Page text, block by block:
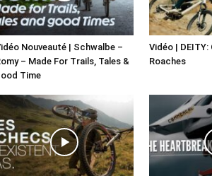
Nouveauté | Schwalbe –
– Made For Trails, Tales &
Time
Vidéo |
Roaches